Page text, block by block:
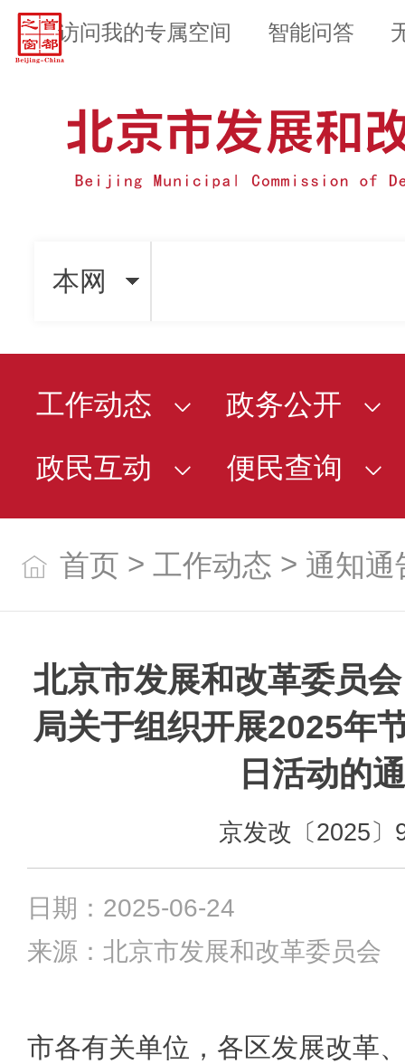
访问我的专属空间 智能问答
本网
工作动态
政务公开
政民互动
便民查询
首页 > 工作动态 > 通知通
北京市发展和改革委员
局关于组织开展2025年
日活动的
京发改〔2025〕
日期：2025-06-24
来源：北京市发展和改革委员会
市各有关单位，各区发展改革